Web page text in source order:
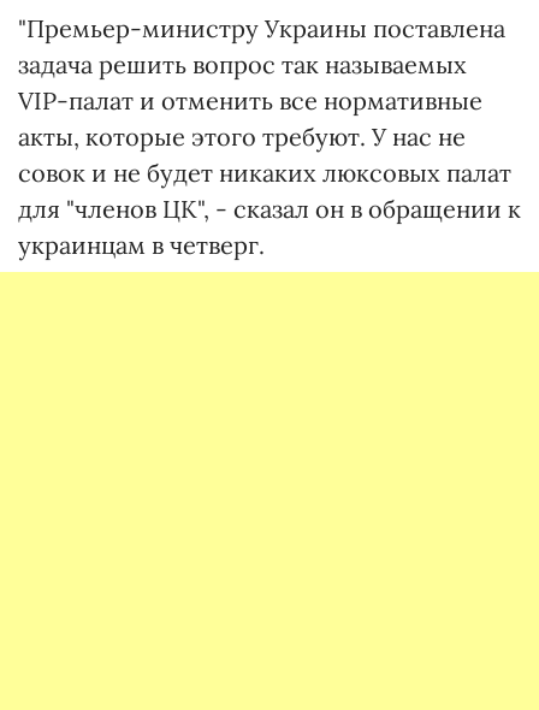
"Премьер-министру Украины поставлена
задача решить вопрос так называемых
VIP-палат и отменить все нормативные
акты, которые этого требуют. У нас не
совок и не будет никаких люксовых палат
для "членов ЦК", - сказал он в обращении к
украинцам в четверг.